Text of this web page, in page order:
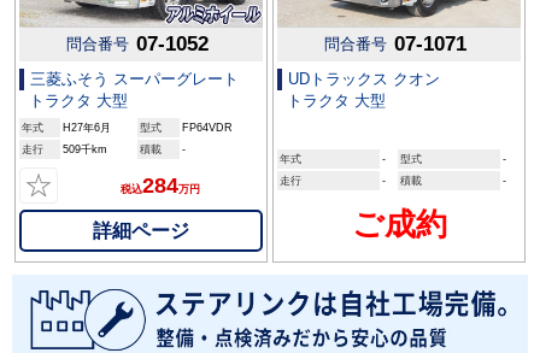
問合番号 07-1052
三菱ふそう スーパーグレート
トラクタ 大型
年式 H27年6月 型式
FP64VDR
走行
509千km 積載 -
☆ 税込284万円
詳細ページ
問合番号 07-1071
UDトラックス クオン
トラクタ 大型
年式 - 型式
-
走行
- 積載 -
ご成約